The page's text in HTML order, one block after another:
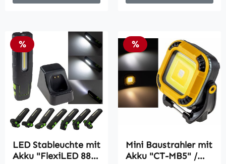
Rabatt
%
LED Stableuchte mit
Akku "FlexiLED 880"
Rabatt
%
Mini Baustrahler mit
Akku "CT-MB5" /